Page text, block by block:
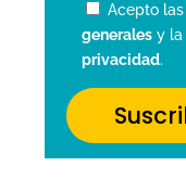
Acepto las
generalesy la
privacidad.